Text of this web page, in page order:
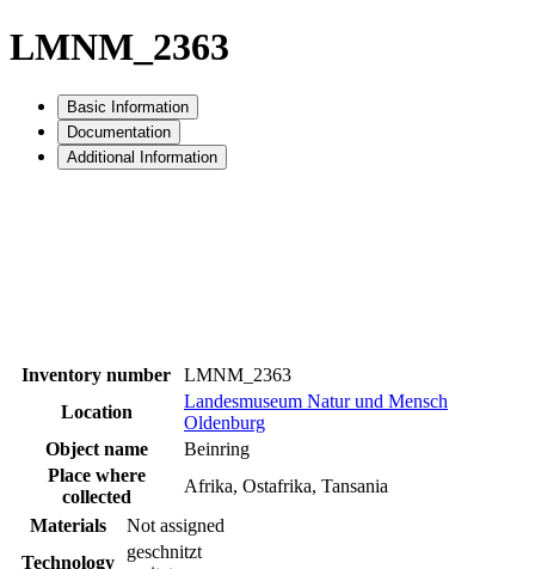
LMNM_2363
Basic Information
Documentation
Additional Information
Inventory number
LMNM_2363
Location
Landesmuseum Natur und Mensch
Oldenburg
Object name
Beinring
Place where
collected
Afrika, Ostafrika, Tansania
Materials
Not assigned
Technology
geschnitzt